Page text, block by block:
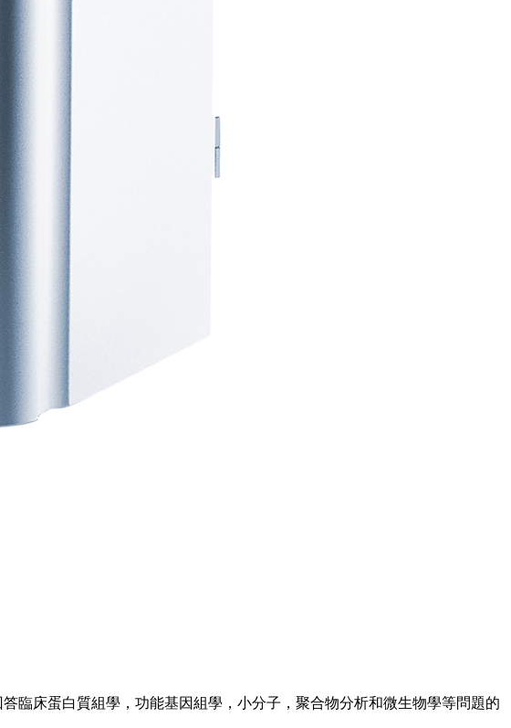
臨床蛋白質組學，功能基因組學，小分子，聚合物分析和微生物學等問題的